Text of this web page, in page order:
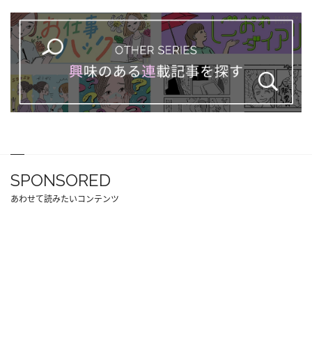
SPONSORED
あわせて読みたいコンテンツ